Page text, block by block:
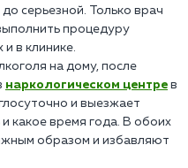
серьезной. Только врач
процедуру
в клинике.
на дому, после
наркологическом центре в
и выезжает
какое время года. В обоих
образом и избавляют